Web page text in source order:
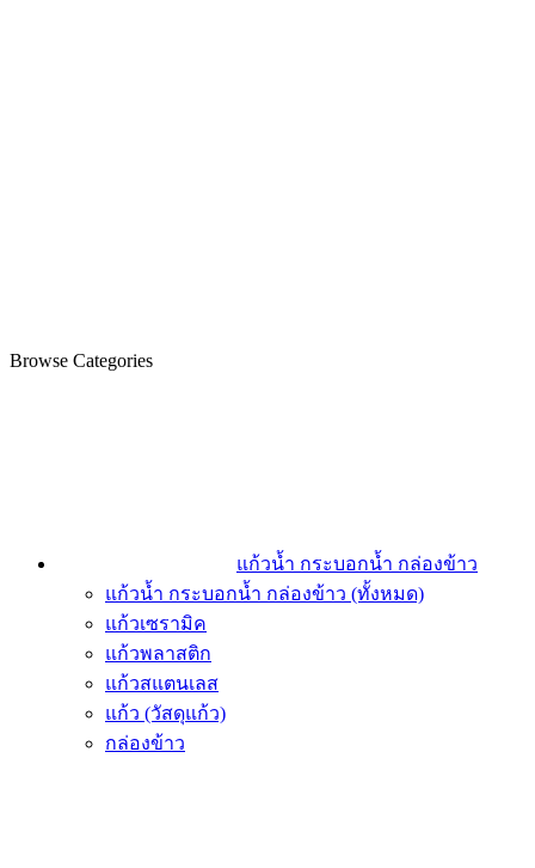
Browse Categories
แก้วน้ำ กระบอกน้ำ กล่องข้าว
แก้วน้ำ กระบอกน้ำ กล่องข้าว (ทั้งหมด)
แก้วเซรามิค
แก้วพลาสติก
แก้วสแตนเลส
แก้ว (วัสดุแก้ว)
กล่องข้าว